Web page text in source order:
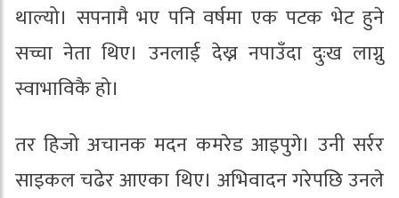
थाल्यो। सपनामै भए पनि वर्षमा एक पटक भेट हुने
सच्चा नेता थिए। उनलाई देख्न नपाउँदा दुःख लाग्नु
स्वाभाविकै हो।
तर हिजो अचानक मदन कमरेड आइपुगे। उनी सर्रर
साइकल चढेर आएका थिए। अभिवादन गरेपछि उनले